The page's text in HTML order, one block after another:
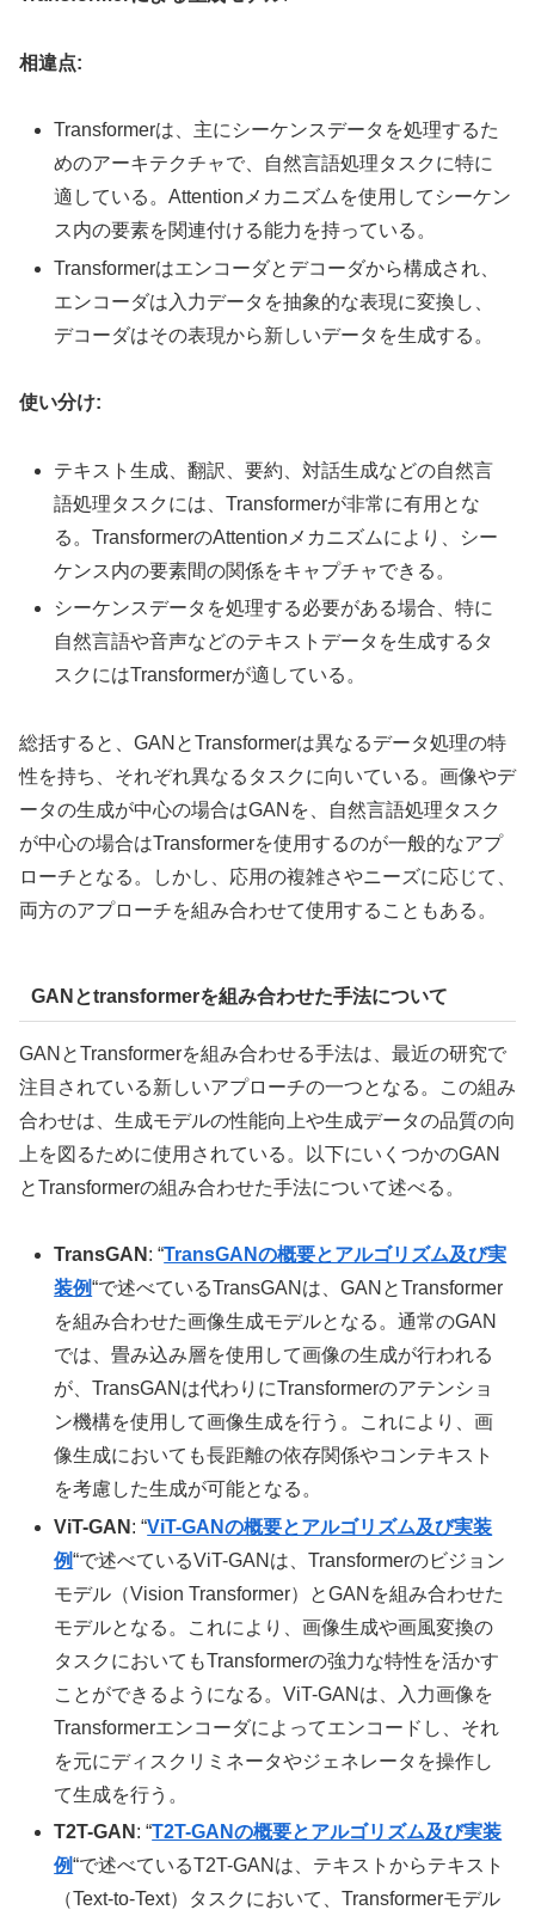
相違点:
Transformerは、主にシーケンスデータを処理するた
めのアーキテクチャで、自然言語処理タスクに特に
適している。Attentionメカニズムを使用してシーケン
ス内の要素を関連付ける能力を持っている。
Transformerはエンコーダとデコーダから構成され、
エンコーダは入力データを抽象的な表現に変換し、
デコーダはその表現から新しいデータを生成する。
使い分け:
テキスト生成、翻訳、要約、対話生成などの自然言
語処理タスクには、Transformerが非常に有用とな
る。TransformerのAttentionメカニズムにより、シー
ケンス内の要素間の関係をキャプチャできる。
シーケンスデータを処理する必要がある場合、特に
自然言語や音声などのテキストデータを生成するタ
スクにはTransformerが適している。
総括すると、GANとTransformerは異なるデータ処理の特
性を持ち、それぞれ異なるタスクに向いている。画像やデ
ータの生成が中心の場合はGANを、自然言語処理タスク
が中心の場合はTransformerを使用するのが一般的なアプ
ローチとなる。しかし、応用の複雑さやニーズに応じて、
両方のアプローチを組み合わせて使用することもある。
GANとtransformerを組み合わせた手法について
GANとTransformerを組み合わせる手法は、最近の研究で
注目されている新しいアプローチの一つとなる。この組み
合わせは、生成モデルの性能向上や生成データの品質の向
上を図るために使用されている。以下にいくつかのGAN
とTransformerの組み合わせた手法について述べる。
TransGAN : “TransGANの概要とアルゴリズム及び実
装例“で述べているTransGANは、GANとTransformer
を組み合わせた画像生成モデルとなる。通常のGAN
では、畳み込み層を使用して画像の生成が行われる
が、TransGANは代わりにTransformerのアテンショ
ン機構を使用して画像生成を行う。これにより、画
像生成においても長距離の依存関係やコンテキスト
を考慮した生成が可能となる。
ViT-GAN : “ViT-GANの概要とアルゴリズム及び実装
例“で述べているViT-GANは、Transformerのビジョン
モデル（Vision Transformer）とGANを組み合わせた
モデルとなる。これにより、画像生成や画風変換の
タスクにおいてもTransformerの強力な特性を活かす
ことができるようになる。ViT-GANは、入力画像を
Transformerエンコーダによってエンコードし、それ
を元にディスクリミネータやジェネレータを操作し
て生成を行う。
T2T-GAN : “T2T-GANの概要とアルゴリズム及び実装
例“で述べているT2T-GANは、テキストからテキスト
（Text-to-Text）タスクにおいて、Transformerモデル